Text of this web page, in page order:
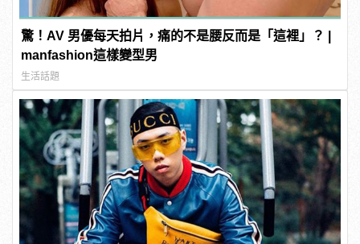
驚！AV 男優每天拍片，痛的不是腰反而是「這裡」？ |
manfashion這樣變型男
生活話題